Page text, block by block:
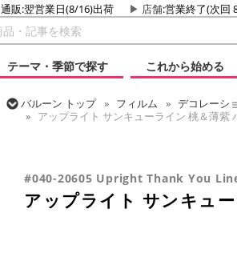
通販:翌営業日(8/16)出荷 店舗:営業終了(次回
テーマ・季節で探す
これから始める
バルーン トップ フィルム デコレーシ
アップライト サンキューライン 桃＆薄紫
#040-20605 Upright Thank You
アップライト サンキュ